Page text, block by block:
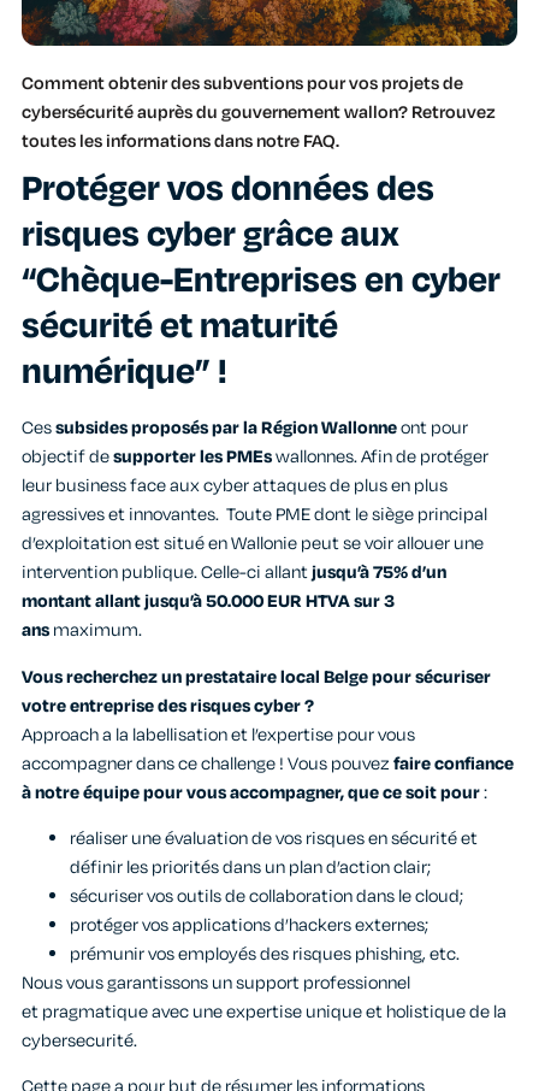
Comment obtenir des subventions pour vos projets de
cybersécurité auprès du gouvernement wallon? Retrouvez
toutes les informations dans notre FAQ.
Protéger vos données des
risques cyber grâce aux
“Chèque-Entreprises en cyber
sécurité et maturité
numérique” !
Cessubsides proposés par la Région Wallonneont pour
objectif desupporter les PMEswallonnes. Afin de protéger
leur business face aux cyber attaques de plus en plus
agressives et innovantes. Toute PME dont le siège principal
d’exploitation est situé en Wallonie peut se voir allouer une
intervention publique. Celle-ci allantjusqu’à75% d’un
montant allant jusqu’à 50.000 EUR HTVA sur 3
ansmaximum.
Vous recherchez un prestataire local Belge pour sécuriser
votre entreprise des risques cyber ?
Approach a la labellisation et l’expertise pour vous
accompagner dans ce challenge ! Vous pouvezfaire confiance
à notre équipe pour vous accompagner, que ce soit pour:
réaliser une évaluation de vos risques en sécurité et
définir les priorités dans un plan d’action clair;
sécuriser vos outils de collaboration dans le cloud;
protéger vos applications d’hackers externes;
prémunir vos employés des risques phishing, etc.
Nous vous garantissons un support professionnel
et pragmatique avec une expertise unique et holistique de la
cybersecurité.